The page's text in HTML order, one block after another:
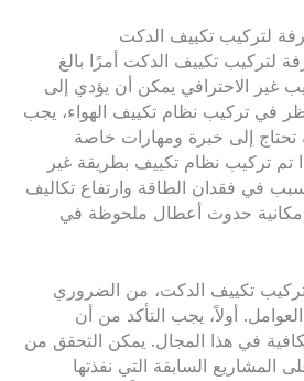
لتركيب تكييف الدكت
لتركيب تكييف الدكت أمرًا بالغ
غير الاحترافي يمكن أن يؤدي إلى
في تركيب نظام تكييف الهواء، يجب
تحتاج إلى خبرة ومهارات خاصة
تم تركيب نظام تكييف بطريقة غير
في فقدان الطاقة وارتفاع تكاليف
إمكانية حدوث أعطال ملحوظة في
تكييف الدكت، من الضروري
أولاً، يجب التأكد من أن
في هذا المجال. يمكن التحقق من
المشاريع السابقة التي نفذتها